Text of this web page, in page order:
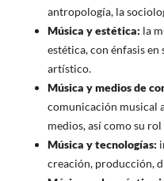
antropología, la
Música y estética: la
estética, con énfasis
artístico.
Música y medios de
comunicación musical
medios, así como su
Música y tecnologías:
creación, producción,